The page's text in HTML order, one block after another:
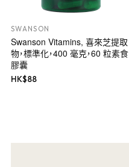
SWANSON
Swanson Vitamins, 喜來芝提取
物，標準化，400 毫克，60 粒素食
膠囊
HK$88